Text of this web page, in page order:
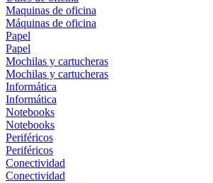
Maquinas de oficina
Máquinas de oficina
Papel
Papel
Mochilas y cartucheras
Mochilas y cartucheras
Informática
Informática
Notebooks
Notebooks
Periféricos
Periféricos
Conectividad
Conectividad